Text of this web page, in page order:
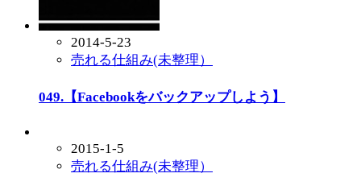
2014-5-23
売れる仕組み(未整理）
049.【Facebookをバックアップしよう】
2015-1-5
売れる仕組み(未整理）